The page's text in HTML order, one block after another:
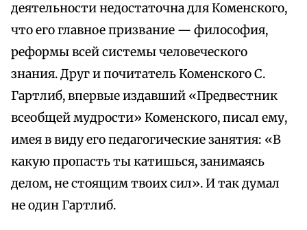
деятельности недостаточна для Коменского,
что его главное призвание — философия,
реформы всей системы человеческого
знания. Друг и почитатель Коменского С.
Гартлиб, впервые издавший «Предвестник
всеобщей мудрости» Коменского, писал ему,
имея в виду его педагогические занятия: «В
какую пропасть ты катишься, занимаясь
делом, не стоящим твоих сил». И так думал
не один Гартлиб.